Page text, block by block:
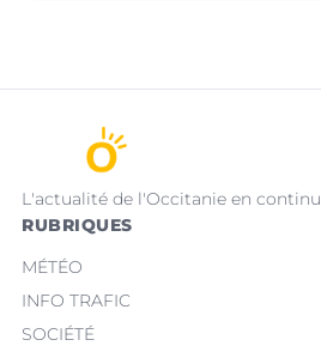
L'actualité de l'Occitanie en continu
RUBRIQUES
MÉTÉO
INFO TRAFIC
SOCIÉTÉ